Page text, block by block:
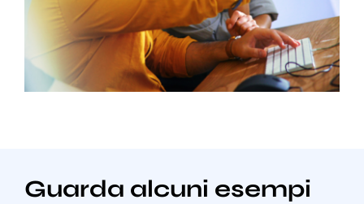
Guarda alcuni esempi